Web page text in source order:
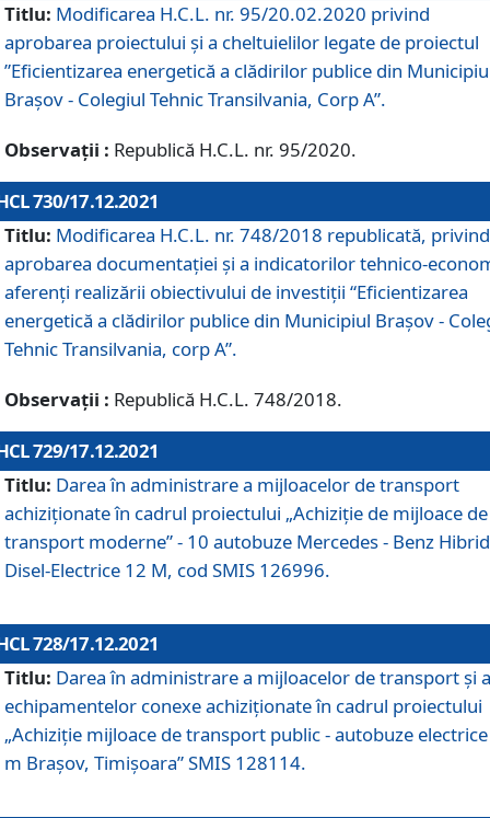
Titlu: Modificarea H.C.L. nr. 95/20.02.2020 privind
aprobarea proiectului și a cheltuielilor legate de proiectul
”Eficientizarea energetică a clădirilor publice din
Brașov - Colegiul Tehnic Transilvania, Corp A”.
Observații : Republică H.C.L. nr. 95/2020.
730/17.12.2021
Titlu: Modificarea H.C.L. nr. 748/2018 republicată, privind
aprobarea documentației și a indicatorilor tehnico-
aferenți realizării obiectivului de investiții “Eficientizarea
energetică a clădirilor publice din Municipiul Brașov -
Tehnic Transilvania, corp A”.
Observații : Republică H.C.L. 748/2018.
729/17.12.2021
Titlu: Darea în administrare a mijloacelor de transport
achiziționate în cadrul proiectului „Achiziţie de mijloace de
transport moderne” - 10 autobuze Mercedes - Benz Hibrid
Disel-Electrice 12 M, cod SMIS 126996.
728/17.12.2021
Titlu: Darea în administrare a mijloacelor de transport și a
echipamentelor conexe achiziționate în cadrul proiectului
„Achiziție mijloace de transport public - autobuze
m Brașov, Timișoara” SMIS 128114.